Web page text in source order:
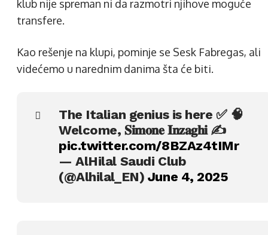
klub nije spreman ni da razmotri njihove moguće
transfere.
Kao rešenje na klupi, pominje se Sesk Fabregas, ali
videćemo u narednim danima šta će biti.
The Italian genius is here ✅ 🧠
Welcome, 𝐒𝐢𝐦𝐨𝐧𝐞 𝐈𝐧𝐳𝐚𝐠𝐡𝐢 ✍️
pic.twitter.com/8BZAz4tIMr
— AlHilal Saudi Club
(@Alhilal_EN) June 4, 2025